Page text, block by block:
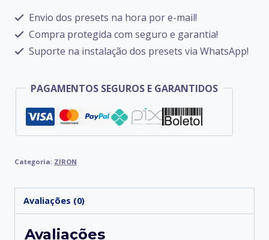
Envio dos presets na hora por e-mail!
Compra protegida com seguro e garantia!
Suporte na instalação dos presets via WhatsApp!
PAGAMENTOS SEGUROS E GARANTIDOS
Categoria: ZIRON
Avaliações (0)
Avaliações